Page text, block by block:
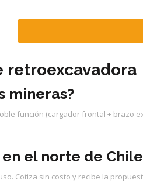
retroexcavadora
mineras?
función (cargador frontal + brazo
el norte de
Cotiza sin costo y recibe la